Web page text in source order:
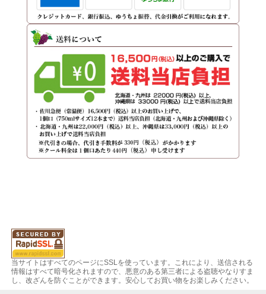
当サイトはすべてのページにSSLを使っています。これにより、送信される
情報はすべて暗号化されますので、悪意のある第三者による盗聴やなりすま
し、改ざんを防ぐことができます。安心してお買い物をお楽しみください。